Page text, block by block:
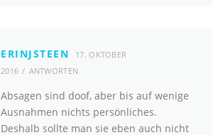
ERINJSTEEN
17. OKTOBER
2016
ANTWORTEN
Absagen sind doof, aber bis auf wenige
Ausnahmen nichts persönliches.
Deshalb sollte man sie eben auch nicht